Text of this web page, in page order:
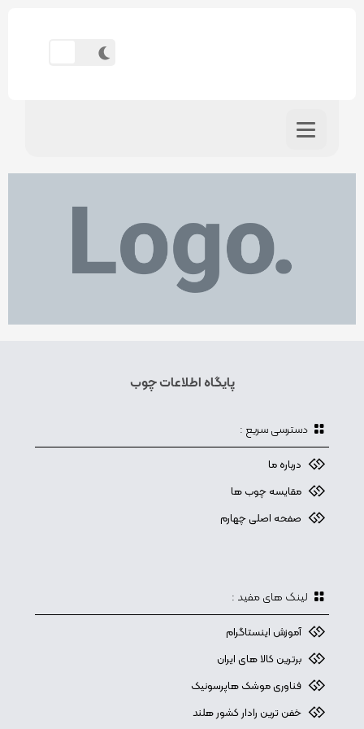
پایگاه اطلاعات چوب
دسترسی سریع :
درباره ما
مقایسه چوب ها
صفحه اصلی چهارم
لینک های مفید :
آموزش اینستاگرام
برترین کالا های ایران
فناوری موشک هاپرسونیک
خفن ترین رادار کشور هلند